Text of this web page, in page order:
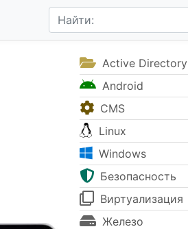
Active Directory
Android
CMS
Linux
Windows
Безопасность
Виртуализация
Железо